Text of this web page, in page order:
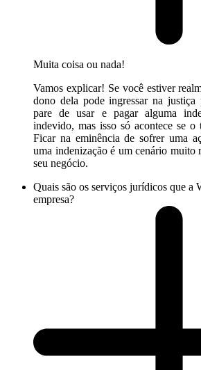
Muita coisa ou nada!
Vamos explicar! Se você estiver
dono dela pode ingressar na
pare de usar e pagar alguma
indevido, mas isso só acontece se
Ficar na eminência de sofrer uma
uma indenização é um cenário muito
seu negócio.
Quais são os serviços jurídicos que a
empresa?